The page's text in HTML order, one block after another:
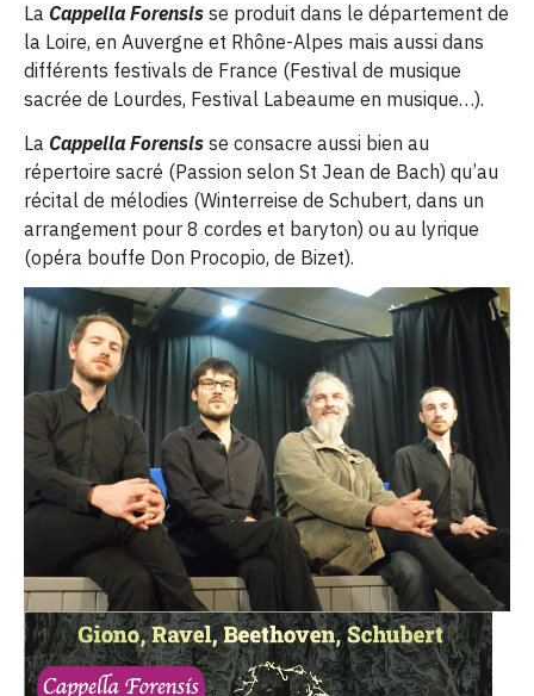
La Cappella Forensis se produit dans le département de
la Loire, en Auvergne et Rhône-Alpes mais aussi dans
différents festivals de France (Festival de musique
sacrée de Lourdes, Festival Labeaume en musique…).
La Cappella Forensis se consacre aussi bien au
répertoire sacré (Passion selon St Jean de Bach) qu’au
récital de mélodies (Winterreise de Schubert, dans un
arrangement pour 8 cordes et baryton) ou au lyrique
(opéra bouffe Don Procopio, de Bizet).